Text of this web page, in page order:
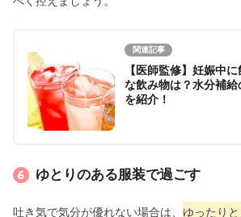
関連記事
【医師監修】妊娠中
な飲み物は？水分補
を紹介！
ゆとりのある服装で過ごす
吐き気で気分が優れない場合は、 ゆったり